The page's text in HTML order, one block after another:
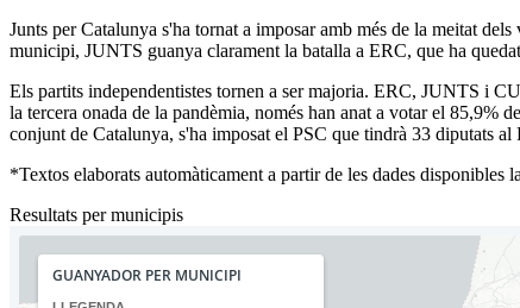
Junts per Catalunya s'ha tornat a imposar amb més de la meitat
municipi, JUNTS guanya clarament la batalla a ERC, que ha
Els partits independentistes tornen a ser majoria. ERC, JUNTS i
la tercera onada de la pandèmia, només han anat a votar el 85,9%
conjunt de Catalunya, s'ha imposat el PSC que tindrà 33 diputats
*Textos elaborats automàticament a partir de les dades disponibles
Resultats per municipis